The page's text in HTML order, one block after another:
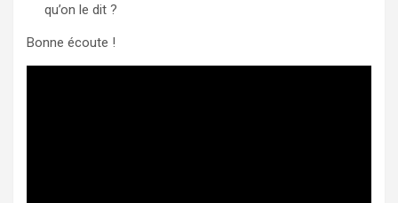
qu’on le dit ?
Bonne écoute !